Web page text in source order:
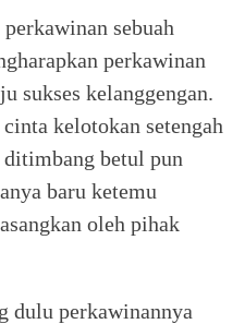
sebuah
perkawinan
sukses kelanggengan.
kelotokan setengah
betul pun
baru ketemu
oleh pihak
dulu perkawinannya